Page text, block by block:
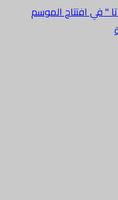
" في افتتاح الموسم